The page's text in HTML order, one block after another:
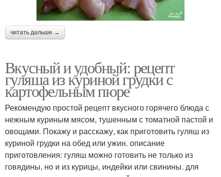
читать дальше →
Вкусный и удобный: рецепт
гуляша из куриной грудки с
картофельным пюре
Рекомендую простой рецепт вкусного горячего блюда с
нежным куриным мясом, тушенным с томатной пастой и
овощами. Покажу и расскажу, как приготовить гуляш из
куриной грудки на обед или ужин. описание
приготовления: гуляш можно готовить не только из
говядины, но и из курицы, индейки или свинины. для